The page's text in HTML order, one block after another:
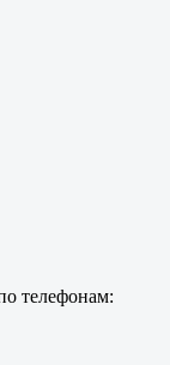
телефонам: